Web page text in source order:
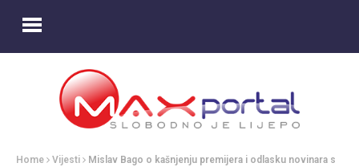
Home Vijesti
Mislav Bago o kašnjenju premijera i odlasku novinara s